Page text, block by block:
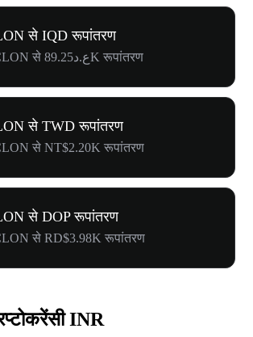
से IQD रूपांतरण
1 CRCLON से ع.د89.25K रूपांतरण
से TWD रूपांतरण
से NT$2.20K रूपांतरण
से DOP रूपांतरण
से RD$3.98K रूपांतरण
INR